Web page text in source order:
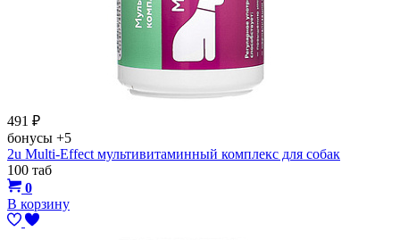
491 ₽
бонусы +5
2u Multi-Effect мультивитаминный комплекс для собак
100 таб
0
В корзину